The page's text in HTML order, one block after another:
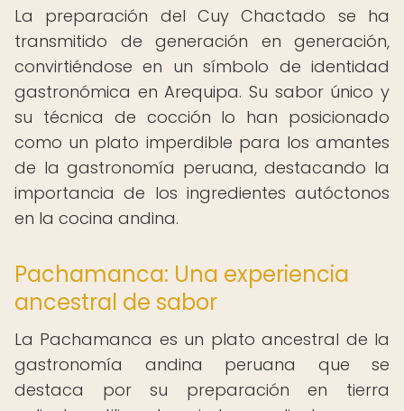
La preparación del Cuy Chactado se ha
transmitido de generación en generación,
convirtiéndose en un símbolo de identidad
gastronómica en Arequipa. Su sabor único y
su técnica de cocción lo han posicionado
como un plato imperdible para los amantes
de la gastronomía peruana, destacando la
importancia de los ingredientes autóctonos
en la cocina andina.
Pachamanca: Una experiencia
ancestral de sabor
La Pachamanca es un plato ancestral de la
gastronomía andina peruana que se
destaca por su preparación en tierra